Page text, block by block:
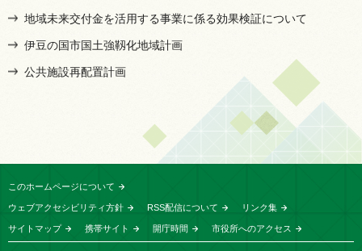
地域未来交付金を活用する事業に係る効果検証について
伊豆の国市国土強靱化地域計画
公共施設再配置計画
このホームページについて
ウェブアクセシビリティ方針 RSS配信について リンク集
サイトマップ 携帯サイト 開庁時間 市役所へのアクセス